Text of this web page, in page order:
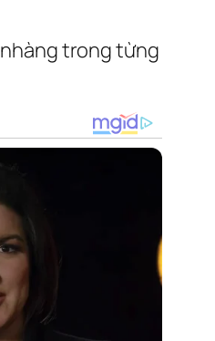
nhàng trong từng